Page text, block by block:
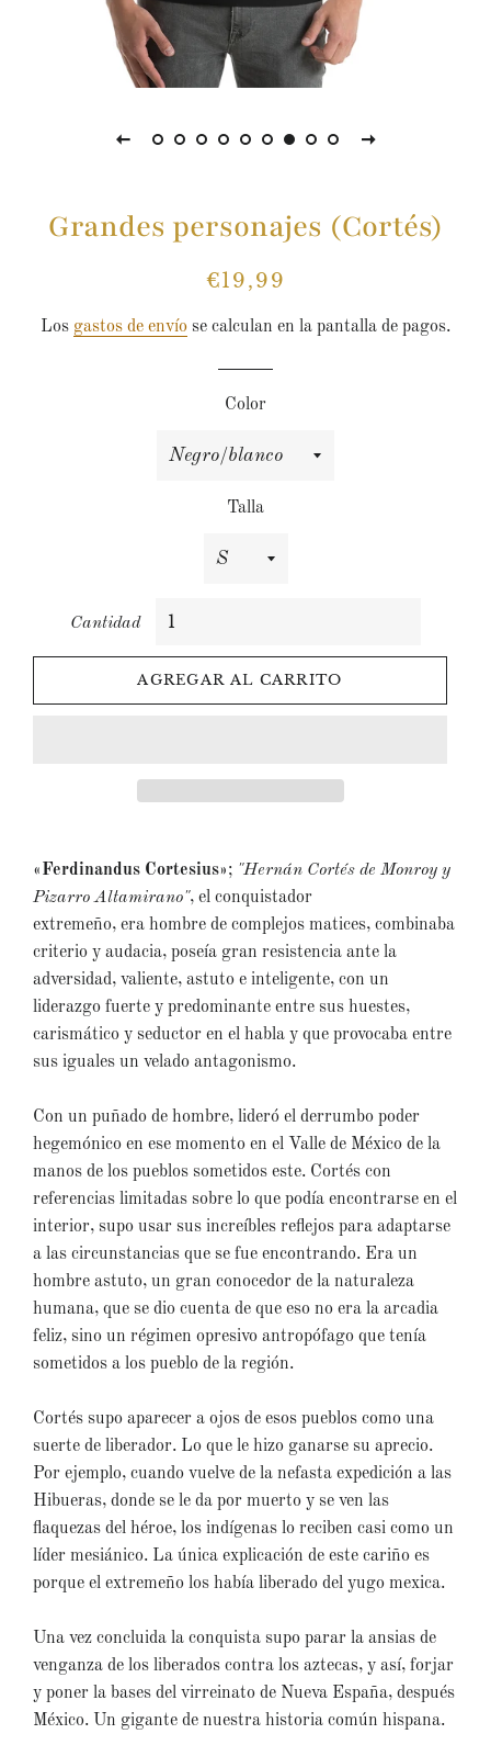
Grandes personajes (Cortés)
Precio
Precio
venta
€19,99
Los gastos de envío se calculan en la pantalla de pagos.
Color
Talla
Cantidad
AGREGAR AL CARRITO
«Ferdinandus Cortesius»; "Hernán Cortés de Monroy y
Pizarro Altamirano", el conquistador
extremeño, era hombre de complejos matices, combinaba
criterio y audacia, poseía gran resistencia ante la
adversidad, valiente, astuto e inteligente, con un
liderazgo fuerte y predominante entre sus huestes,
carismático y seductor en el habla y que provocaba entre
sus iguales un velado antagonismo.
Con un puñado de hombre, lideró el derrumbo poder
hegemónico en ese momento en el Valle de México de la
manos de los pueblos sometidos este. Cortés con
referencias limitadas sobre lo que podía encontrarse en el
interior, supo usar sus increíbles reflejos para adaptarse
a las circunstancias que se fue encontrando. Era un
hombre astuto, un gran conocedor de la naturaleza
humana, que se dio cuenta de que eso no era la arcadia
feliz, sino un régimen opresivo antropófago que tenía
sometidos a los pueblo de la región.
Cortés supo aparecer a ojos de esos pueblos como una
suerte de liberador. Lo que le hizo ganarse su aprecio.
Por ejemplo, cuando vuelve de la nefasta expedición a las
Hibueras, donde se le da por muerto y se ven las
flaquezas del héroe, los indígenas lo reciben casi como un
líder mesiánico. La única explicación de este cariño es
porque el extremeño los había liberado del yugo mexica.
Una vez concluida la conquista supo parar la ansias de
venganza de los liberados contra los aztecas, y así, forjar
y poner la bases del virreinato de Nueva España, después
México. Un gigante de nuestra historia común hispana.